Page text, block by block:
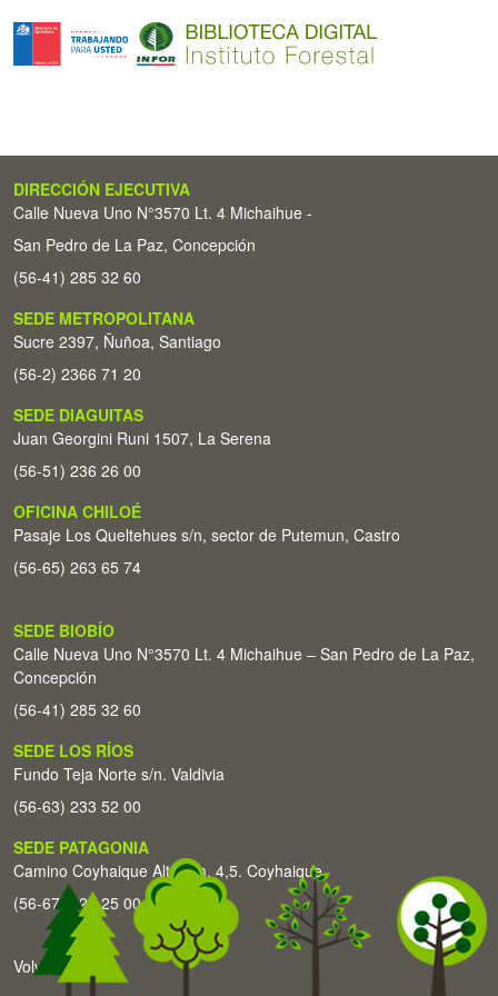
DIRECCIÓN EJECUTIVA
Calle Nueva Uno N°3570 Lt. 4 Michaihue -
San Pedro de La Paz, Concepción
(56-41) 285 32 60
SEDE METROPOLITANA
Sucre 2397, Ñuñoa, Santiago
(56-2) 2366 71 20
SEDE DIAGUITAS
Juan Georgini Runi 1507, La Serena
(56-51) 236 26 00
OFICINA CHILOÉ
Pasaje Los Queltehues s/n, sector de Putemun, Castro
(56-65) 263 65 74
SEDE BIOBÍO
Calle Nueva Uno N°3570 Lt. 4 Michaihue – San Pedro de La Paz,
Concepción
(56-41) 285 32 60
SEDE LOS RÍOS
Fundo Teja Norte s/n. Valdivia
(56-63) 233 52 00
SEDE PATAGONIA
Camino Coyhaique Alto Km. 4,5. Coyhaique
(56-67) 226 25 00
Volver arriba